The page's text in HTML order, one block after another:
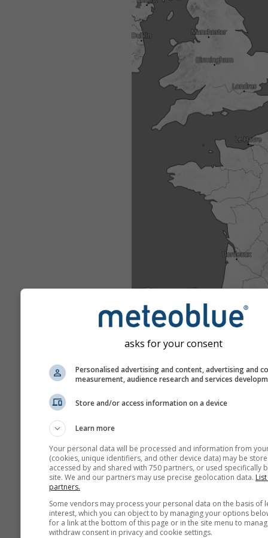
asks for your consent
Personalised advertising and content, advertising and
measurement, audience research and services
Store and/or access information on a device
Learn more
Your personal data will be processed and information from
(cookies, unique identifiers, and other device data) may be
accessed by and shared with 750 partners, or used specifically
site. We and our partners may use precise geolocation data.
partners.
Some vendors may process your personal data on the basis of
interest, which you can object to by managing your options
for a link at the bottom of this page or in the site menu to
withdraw consent in privacy and cookie settings.